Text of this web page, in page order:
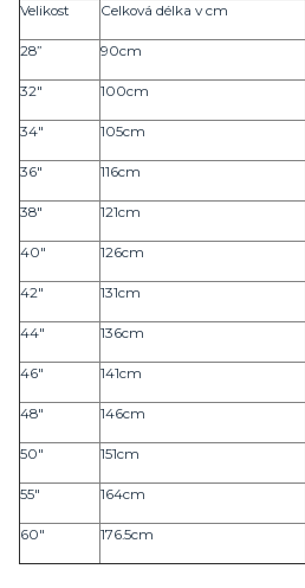
Velikost Celková délka v cm
28” 90cm
32" 100cm
34" 105cm
36" 116cm
38" 121cm
40" 126cm
42" 131cm
44" 136cm
46" 141cm
48" 146cm
50" 151cm
55" 164cm
60" 176.5cm